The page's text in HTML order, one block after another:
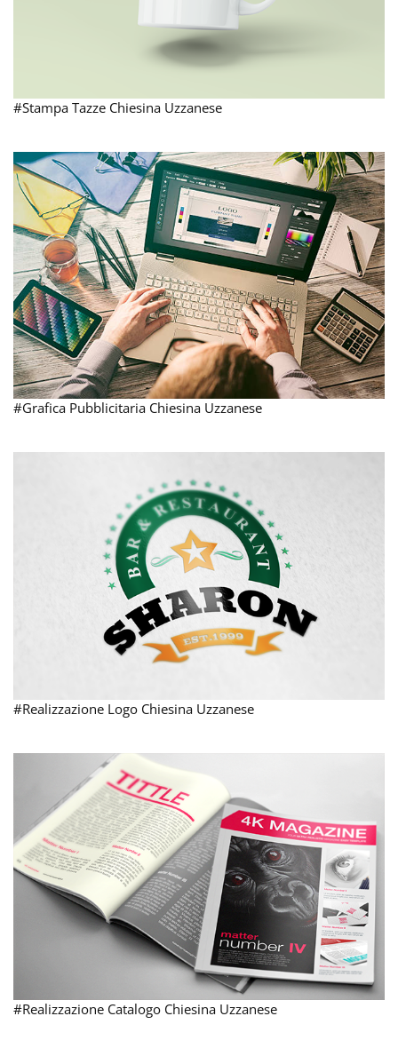
#Stampa Tazze Chiesina Uzzanese
#Grafica Pubblicitaria Chiesina Uzzanese
#Realizzazione Logo Chiesina Uzzanese
#Realizzazione Catalogo Chiesina Uzzanese